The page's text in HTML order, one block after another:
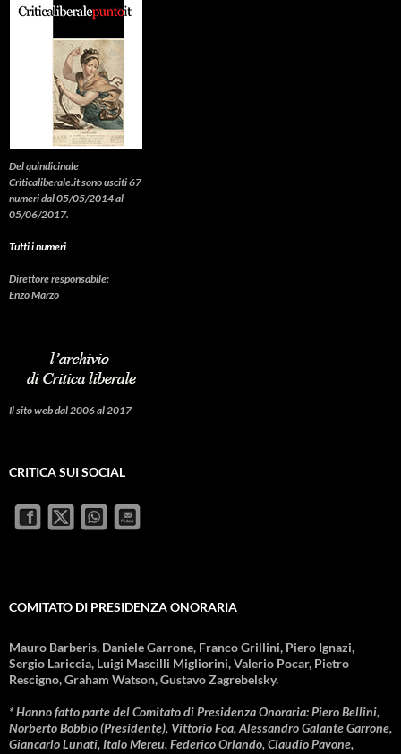
Del quindicinale
Criticaliberale.it sono usciti 67
numeri dal 05/05/2014 al
05/06/2017.
Tutti i numeri
Direttore responsabile:
Enzo Marzo
Il sito web dal 2006 al 2017
CRITICA SUI SOCIAL
COMITATO DI PRESIDENZA ONORARIA
Mauro Barberis, Daniele Garrone, Franco Grillini, Piero Ignazi,
Sergio Lariccia, Luigi Mascilli Migliorini, Valerio Pocar, Pietro
Rescigno, Graham Watson, Gustavo Zagrebelsky.
* Hanno fatto parte del Comitato di Presidenza Onoraria: Piero Bellini,
Norberto Bobbio (Presidente), Vittorio Foa, Alessandro Galante Garrone,
Giancarlo Lunati, Italo Mereu, Federico Orlando, Claudio Pavone,